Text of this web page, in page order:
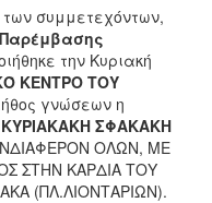
συμμετεχόντων,
την Κυριακή
ΚΕΝΤΡΟ ΤΟΥ
γνώσεων η
ΣΦΑΚΑΚΗ
ΟΛΩΝ, ΜΕ
ΣΤΗΝ ΚΑΡΔΙΑ ΤΟΥ
(ΠΛ.ΛΙΟΝΤΑΡΙΩΝ).